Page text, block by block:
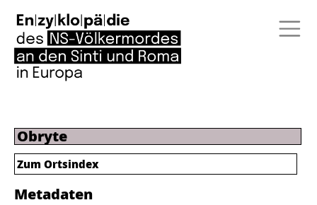
Obryte
Metadaten
Zum Ortsindex